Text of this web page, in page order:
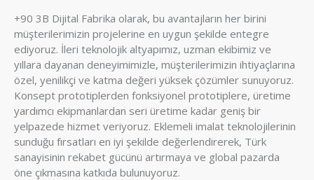
+90 3B Dijital Fabrika olarak, bu avantajların her birini
müşterilerimizin projelerine en uygun şekilde entegre
ediyoruz. İleri teknolojik altyapımız, uzman ekibimiz ve
yıllara dayanan deneyimimizle, müşterilerimizin ihtiyaçlarına
özel, yenilikçi ve katma değeri yüksek çözümler sunuyoruz.
Konsept prototiplerden fonksiyonel prototiplere, üretime
yardımcı ekipmanlardan seri üretime kadar geniş bir
yelpazede hizmet veriyoruz. Eklemeli imalat teknolojilerinin
sunduğu fırsatları en iyi şekilde değerlendirerek, Türk
sanayisinin rekabet gücünü artırmaya ve global pazarda
öne çıkmasına katkıda bulunuyoruz.